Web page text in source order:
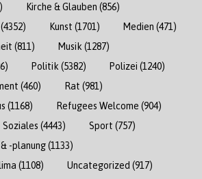
Kirche & Glauben (856)
(4352) Kunst (1701) Medien (471)
(811) Musik (1287)
Politik (5382) Polizei (1240)
(460) Rat (981)
(1168) Refugees Welcome (904)
Soziales (4443) Sport (757)
-planung(1133)
(1108) Uncategorized (917)